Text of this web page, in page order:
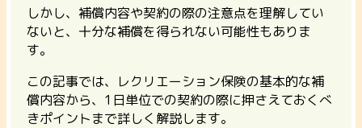
しかし、補償内容や契約の際の注意点を理解してい
ないと、十分な補償を得られない可能性もありま
す。
この記事では、レクリエーション保険の基本的な補
償内容から、1日単位での契約の際に押さえておくべ
きポイントまで詳しく解説します。